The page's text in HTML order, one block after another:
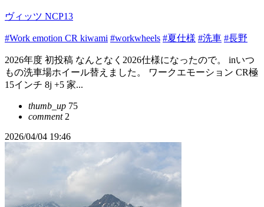
ヴィッツ NCP13
#Work emotion CR kiwami #workwheels #夏仕様 #洗車 #長野
2026年度 初投稿 なんとなく2026仕様になったので。 inいつ
もの洗車場ホイール替えました。 ワークエモーション CR極
15インチ 8j +5 家...
thumb_up 75
comment2
2026/04/04 19:46